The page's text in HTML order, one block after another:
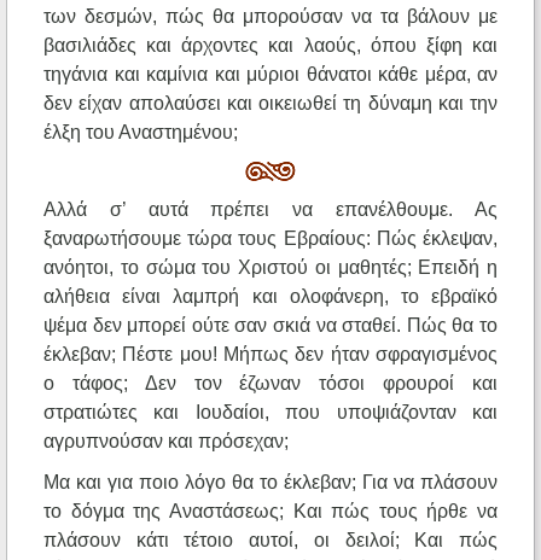
των δεσμών, πώς θα μπορούσαν να τα βάλουν με
βασιλιάδες και άρχοντες και λαούς, όπου ξίφη και
τηγάνια και καμίνια και μύριοι θάνατοι κάθε μέρα, αν
δεν είχαν απολαύσει και οικειωθεί τη δύναμη και την
έλξη του Αναστημένου;
Αλλά σ’ αυτά πρέπει να επανέλθουμε. Ας
ξαναρωτήσουμε τώρα τους Εβραίους: Πώς έκλεψαν,
ανόητοι, το σώμα του Χριστού οι μαθητές; Επειδή η
αλήθεια είναι λαμπρή και ολοφάνερη, το εβραϊκό
ψέμα δεν μπορεί ούτε σαν σκιά να σταθεί. Πώς θα το
έκλεβαν; Πέστε μου! Μήπως δεν ήταν σφραγισμένος
ο τάφος; Δεν τον έζωναν τόσοι φρουροί και
στρατιώτες και Ιουδαίοι, που υποψιάζονταν και
αγρυπνούσαν και πρόσεχαν;
Μα και για ποιο λόγο θα το έκλεβαν; Για να πλάσουν
το δόγμα της Αναστάσεως; Και πώς τους ήρθε να
πλάσουν κάτι τέτοιο αυτοί, οι δειλοί; Και πώς